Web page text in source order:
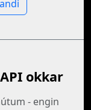
okkar
- engin